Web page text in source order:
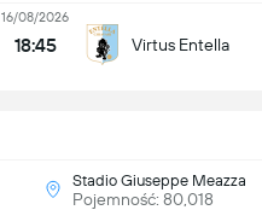
16/08/2026
18:45 Virtus Entella
Stadio Giuseppe Meazza
Pojemność: 80,018